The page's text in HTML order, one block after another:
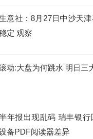
意社：8月27日中沙天
定 观察
动:大盘为何跳水 明日三
年报出现乱码 瑞丰银行
备PDF阅读器差异